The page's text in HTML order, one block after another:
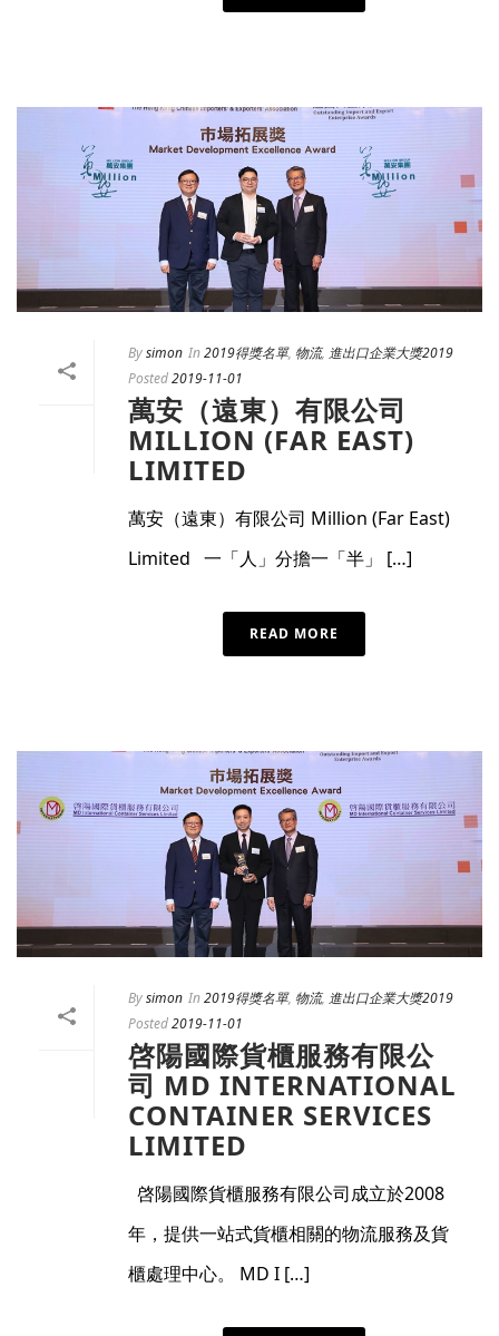
Bysimon In2019得獎名單, 物流, 進出口企業大獎2019
Posted2019-11-01
萬安（遠東）有限公司
MILLION (FAR EAST)
LIMITED
萬安（遠東）有限公司 Million (Far East)
Limited 一「人」分擔一「半」 […]
READ MORE
Bysimon In2019得獎名單, 物流, 進出口企業大獎2019
Posted2019-11-01
啓陽國際貨櫃服務有限公
司 MD INTERNATIONAL
CONTAINER SERVICES
LIMITED
啓陽國際貨櫃服務有限公司成立於2008
年，提供一站式貨櫃相關的物流服務及貨
櫃處理中心。 MD I […]